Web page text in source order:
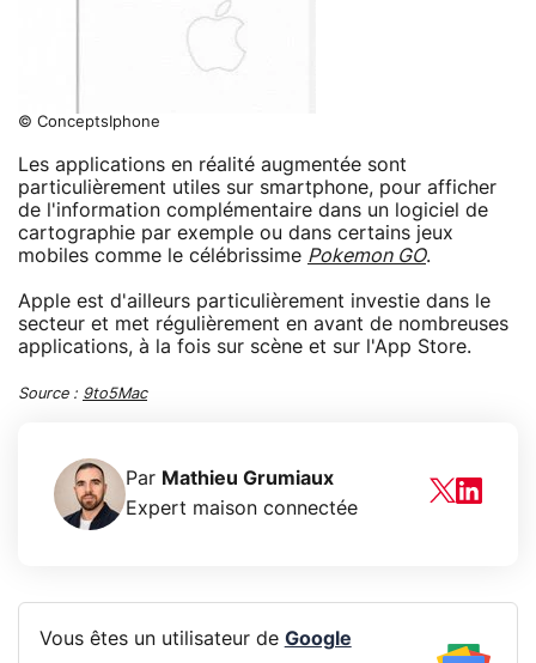
© ConceptsIphone
Les applications en réalité augmentée sont
particulièrement utiles sur smartphone, pour afficher
de l'information complémentaire dans un logiciel de
cartographie par exemple ou dans certains jeux
mobiles comme le célébrissime Pokemon GO.
Apple est d'ailleurs particulièrement investie dans le
secteur et met régulièrement en avant de nombreuses
applications, à la fois sur scène et sur l'App Store.
Source : 9to5Mac
Par Mathieu Grumiaux
Expert maison connectée
Vous êtes un utilisateur de Google